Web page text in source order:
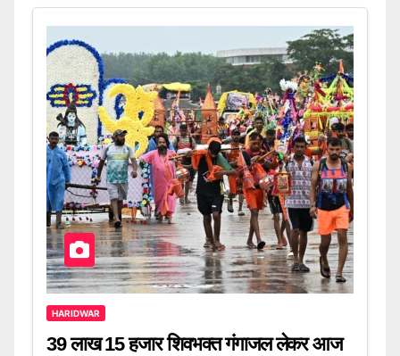
HARIDWAR
39 लाख 15 हजार शिवभक्त गंगाजल लेकर आज